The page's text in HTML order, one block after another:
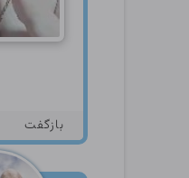
بازگفت